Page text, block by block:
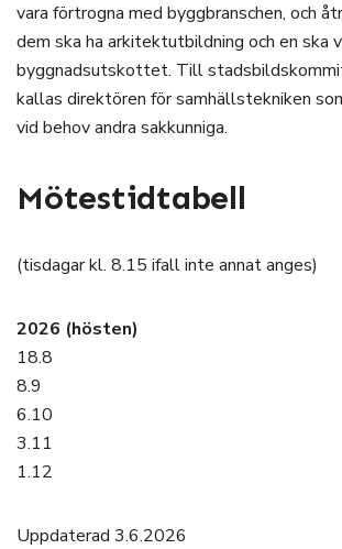
vara förtrogna med byggbranschen, och
dem ska ha arkitektutbildning och en ska
byggnadsutskottet. Till
kallas direktören för samhällstekniken
vid behov andra sakkunniga.
Mötestidtabell
(tisdagar kl. 8.15 ifall inte annat anges)
2026 (hösten)
18.8
8.9
6.10
3.11
1.12
Uppdaterad 3.6.2026